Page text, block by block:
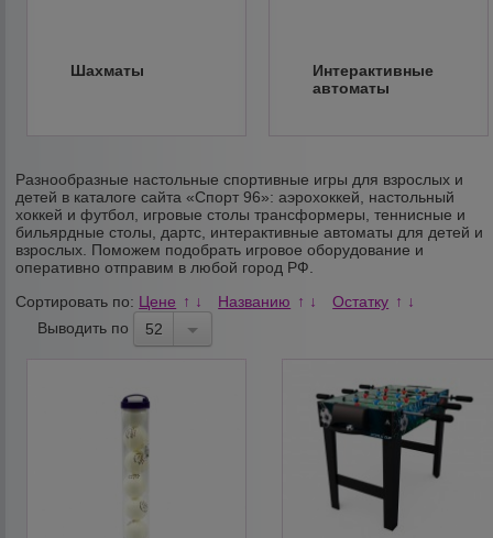
Шахматы
Интерактивные
автоматы
Разнообразные настольные спортивные игры для взрослых и
детей в каталоге сайта «Спорт 96»: аэрохоккей, настольный
хоккей и футбол, игровые столы трансформеры, теннисные и
бильярдные столы, дартс, интерактивные автоматы для детей и
взрослых. Поможем подобрать игровое оборудование и
оперативно отправим в любой город РФ.
Сортировать по: Цене ↑ ↓ Названию ↑ ↓ Остатку ↑ ↓
Выводить по 52